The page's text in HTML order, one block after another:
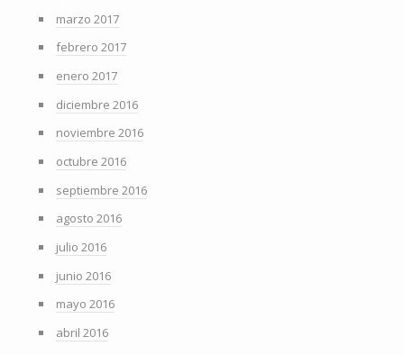
marzo 2017
febrero 2017
enero 2017
diciembre 2016
noviembre 2016
octubre 2016
septiembre 2016
agosto 2016
julio 2016
junio 2016
mayo 2016
abril 2016